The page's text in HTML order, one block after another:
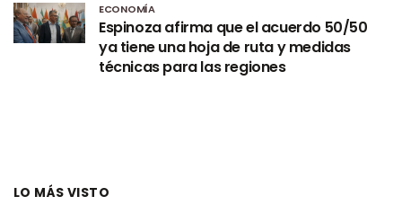
ECONOMÍA
Espinoza afirma que el acuerdo 50/50
ya tiene una hoja de ruta y medidas
técnicas para las regiones
LO MÁS VISTO